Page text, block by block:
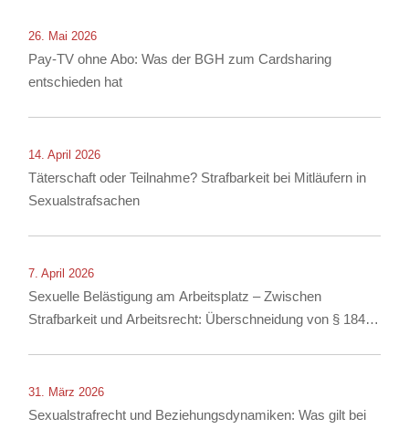
26. Mai 2026
Pay-TV ohne Abo: Was der BGH zum Cardsharing
entschieden hat
14. April 2026
Täterschaft oder Teilnahme? Strafbarkeit bei Mitläufern in
Sexualstrafsachen
7. April 2026
Sexuelle Belästigung am Arbeitsplatz – Zwischen
Strafbarkeit und Arbeitsrecht: Überschneidung von § 184i
31. März 2026
Sexualstrafrecht und Beziehungsdynamiken: Was gilt bei